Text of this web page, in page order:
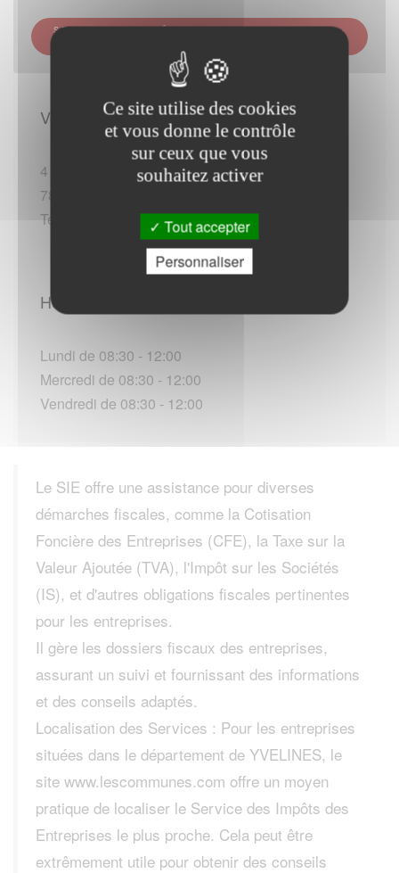
SERVICE DES IMPÔTS DES ENTREPRISES (SIE) -
Vous rendre sur place :
4 rue du Docteur Zamehof
78800 Houilles
Tel :+33 (0)130918860 (*)
Horaires d'ouverture :
Lundi de 08:30 - 12:00
Mercredi de 08:30 - 12:00
Vendredi de 08:30 - 12:00
Le SIE offre une assistance pour diverses
démarches fiscales, comme la Cotisation
Foncière des Entreprises (CFE), la Taxe sur la
Valeur Ajoutée (TVA), l'Impôt sur les Sociétés
(IS), et d'autres obligations fiscales pertinentes
pour les entreprises.
Il gère les dossiers fiscaux des entreprises,
assurant un suivi et fournissant des informations
et des conseils adaptés.
Localisation des Services : Pour les entreprises
situées dans le département de YVELINES, le
site www.lescommunes.com offre un moyen
pratique de localiser le Service des Impôts des
Entreprises le plus proche. Cela peut être
extrêmement utile pour obtenir des conseils
Ce site utilise des cookies
et vous donne le contrôle
sur ceux que vous
souhaitez activer
Tout accepter
Personnaliser